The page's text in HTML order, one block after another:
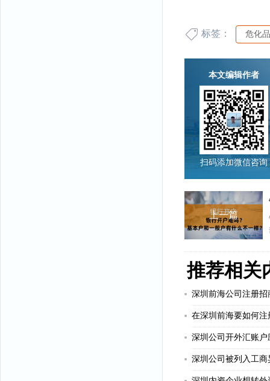
标签： 危化
本文编辑作者
扫码添加微信咨询
上一篇
推荐相关
深圳前海公司注册
在深圳前海要如何注
深圳公司开外汇账
深圳公司被列入工